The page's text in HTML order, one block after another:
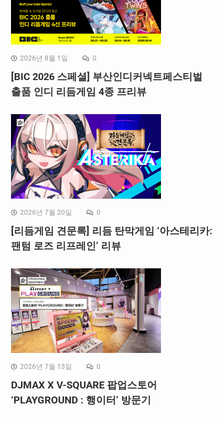
2026년 8월 1일 0
[BIC 2026 스페셜] 부산인디커넥트페스티벌
출품 인디 리듬게임 4종 프리뷰
2026년 7월 20일 0
[리듬게임 견문록] 리듬 탄막게임 ‘아스테리카:
팬텀 로즈 리프레인’ 리뷰
2026년 7월 13일 0
DJMAX X V-SQUARE 팝업스토어
‘PLAYGROUND : 행이터’ 방문기